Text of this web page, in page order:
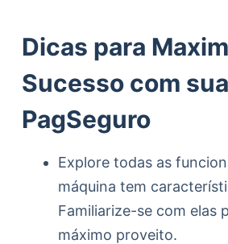
Dicas para
Sucesso com
PagSeguro
Explore todas as
máquina tem
Familiarize-se com elas
máximo proveito.